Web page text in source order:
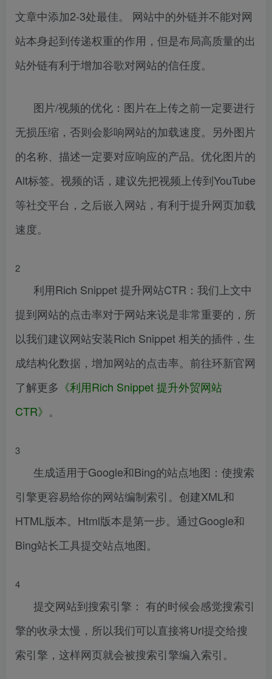
文章中添加2-3处最佳。 网站中的外链并不能对网
站本身起到传递权重的作用，但是布局高质量的出
站外链有利于增加谷歌对网站的信任度。
图片/视频的优化：图片在上传之前一定要进行
无损压缩，否则会影响网站的加载速度。另外图片
的名称、描述一定要对应响应的产品。优化图片的
Alt标签。视频的话，建议先把视频上传到YouTube
等社交平台，之后嵌入网站，有利于提升网页加载
速度。
2
利用Rich Snippet 提升网站CTR：我们上文中
提到网站的点击率对于网站来说是非常重要的，所
以我们建议网站安装Rich Snippet 相关的插件，生
成结构化数据，增加网站的点击率。前往环新官网
了解更多 《利用Rich Snippet 提升外贸网站
CTR》 。
3
生成适用于Google和Bing的站点地图：使搜索
引擎更容易给你的网站编制索引。创建XML和
HTML版本。Html版本是第一步。通过Google和
Bing站长工具提交站点地图。
4
提交网站到搜索引擎： 有的时候会感觉搜索引
擎的收录太慢，所以我们可以直接将Url提交给搜
索引擎，这样网页就会被搜索引擎编入索引。